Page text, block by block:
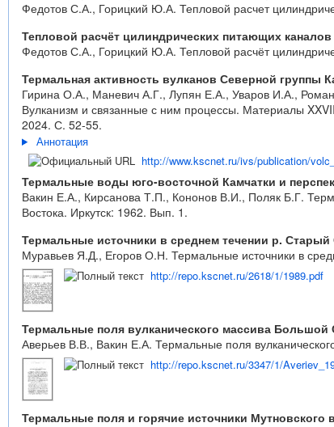
Федотов С.А., Горицкий Ю.А. Тепловой расчет
Тепловой расчёт цилиндрических питающих
Федотов С.А., Горицкий Ю.А. Тепловой расчёт
Термальная активность вулканов Северной группы
Гирина О.А., Маневич А.Г., Лупян Е.А., Уваров И.А.,
Вулканизм и связанные с ним процессы. Материалы
2024. С. 52-55.
Аннотация
http://www.kscnet.ru/ivs/publication/
Термальные воды юго-восточной Камчатки и
Вакин Е.А., Кирсанова Т.П., Кононов В.И., Поляк Б.Г.
Востока. Иркутск: 1962. Вып. 1.
Термальные источники в среднем течении р. Старый
Муравьев Я.Д., Егоров О.Н. Термальные источники в
http://repo.kscnet.ru/2618/1/1989.pdf
Термальные поля вулканического массива Большой
Аверьев В.В., Вакин Е.А. Термальные поля
http://repo.kscnet.ru/3347/1/
Термальные поля и горячие источники Мутновского